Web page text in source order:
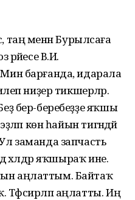
таң менән Бурылсаға
рәйесе В.И.
барғанда, идарала
ниҙер тикшерәләр.
бер-беребеҙҙе яҡшы
көн һайын тигәндәй
заманда запчасть
хәлдәр яҡшыраҡ ине.
аңлаттым. Байтаҡ
аңлатты. Иң